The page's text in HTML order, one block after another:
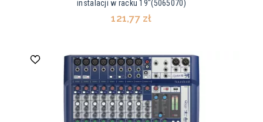
instalacji w racku 19"(5065070)
121,77 zł